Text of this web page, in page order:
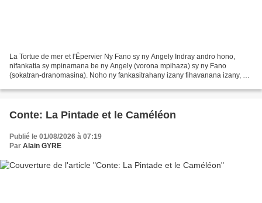
La Tortue de mer et l'Épervier Ny Fano sy ny Angely Indray andro hono,
nifankatia sy mpinamana be ny Angely (vorona mpihaza) sy ny Fano
(sokatran-dranomasina). Noho ny fankasitrahany izany fihavanana izany, dia
Conte: La Pintade et le Caméléon
Publié le 01/08/2026 à 07:19
Par Alain GYRE